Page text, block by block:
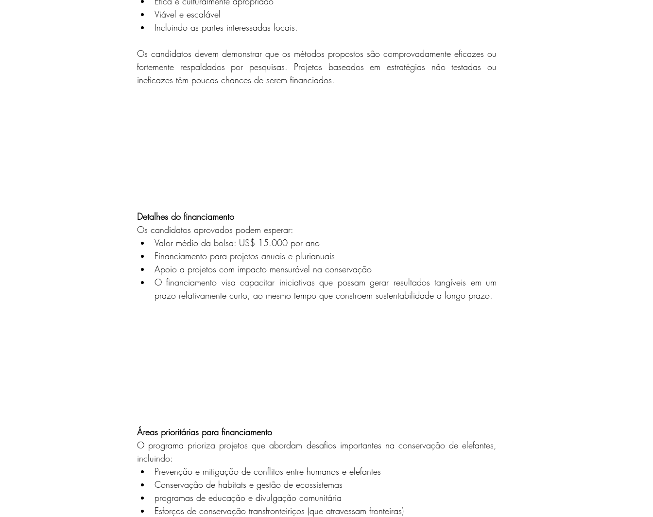
Viável e escalável
Incluindo as partes interessadas locais.
Os candidatos devem demonstrar que os métodos propostos são comprovadamente eficazes ou
fortemente respaldados por pesquisas. Projetos baseados em estratégias não testadas ou
ineficazes têm poucas chances de serem financiados.
Detalhes do financiamento
Os candidatos aprovados podem esperar:
Valor médio da bolsa: US$ 15.000 por ano
Financiamento para projetos anuais e plurianuais
Apoio a projetos com impacto mensurável na conservação
O financiamento visa capacitar iniciativas que possam gerar resultados tangíveis em um
prazo relativamente curto, ao mesmo tempo que constroem sustentabilidade a longo prazo.
Áreas prioritárias para financiamento
O programa prioriza projetos que abordam desafios importantes na conservação de elefantes,
incluindo:
Prevenção e mitigação de conflitos entre humanos e elefantes
Conservação de habitats e gestão de ecossistemas
programas de educação e divulgação comunitária
Esforços de conservação transfronteiriços (que atravessam fronteiras)